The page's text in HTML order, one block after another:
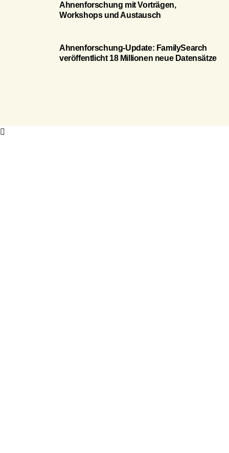
Ahnenforschung mit Vorträgen,
Workshops und Austausch
Ahnenforschung-Update: FamilySearch
veröffentlicht 18 Millionen neue Datensätze